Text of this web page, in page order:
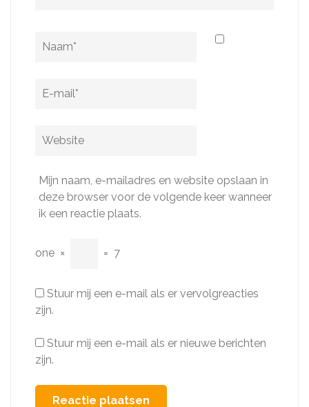
Naam
E-
Website
Mijn naam, e-mailadres en website opslaan in
deze browser voor de volgende keer wanneer
ik een reactie plaats.
one × = 7
Stuur mij een e-mail als er vervolgreacties
zijn.
Stuur mij een e-mail als er nieuwe berichten
zijn.